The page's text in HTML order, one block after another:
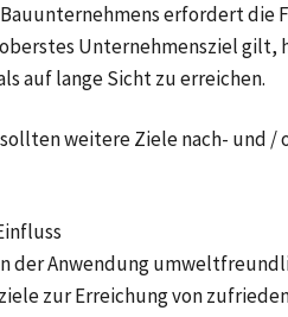
erfordert die
Unternehmensziel
auf lange Sicht zu erreichen.
weitere Ziele nach- und /
der Anwendung
zur Erreichung von